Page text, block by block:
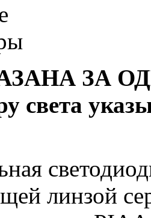
ЗА
света
линзой